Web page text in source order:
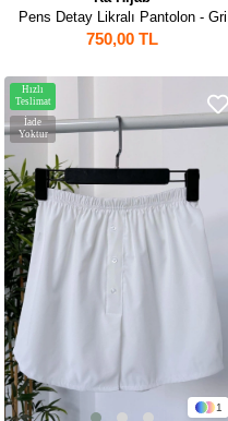
Pens Detay Likralı Pantolon - Gri
750,00 TL
1
İade
Yoktur
Hızlı
Teslimat